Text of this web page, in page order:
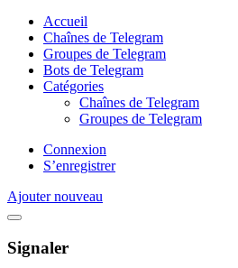
Accueil
Chaînes de Telegram
Groupes de Telegram
Bots de Telegram
Catégories
Chaînes de Telegram
Groupes de Telegram
Connexion
S’enregistrer
Ajouter nouveau
Signaler